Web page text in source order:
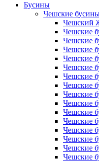
Бусины
Чешские
Чешский
Чешские
Чешские
Чешские
Чешские
Чешские
Чешские
Чешские
Чешские
Чешские
Чешские
Чешские
Чешские
Чешские
Чешские
Чешские